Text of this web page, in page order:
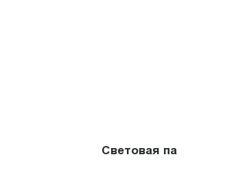
Световая панель